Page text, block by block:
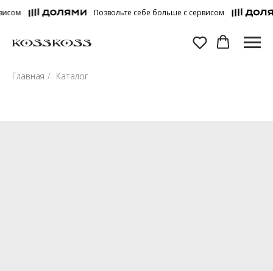
Позвольте себе больше с сервисом
Главная / Каталог